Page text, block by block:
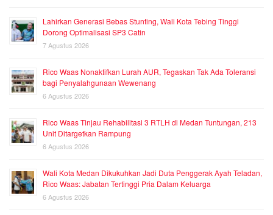
Lahirkan Generasi Bebas Stunting, Wali Kota Tebing Tinggi
Dorong Optimalisasi SP3 Catin
7 Agustus 2026
Rico Waas Nonaktifkan Lurah AUR, Tegaskan Tak Ada Toleransi
bagi Penyalahgunaan Wewenang
6 Agustus 2026
Rico Waas Tinjau Rehabilitasi 3 RTLH di Medan Tuntungan, 213
Unit Ditargetkan Rampung
6 Agustus 2026
Wali Kota Medan Dikukuhkan Jadi Duta Penggerak Ayah Teladan,
Rico Waas: Jabatan Tertinggi Pria Dalam Keluarga
6 Agustus 2026